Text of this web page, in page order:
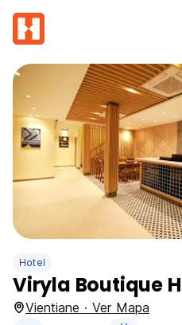
Hotel
Viryla Boutique
Vientiane · Ver Mapa